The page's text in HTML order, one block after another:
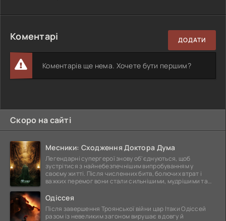
Коментарі ДОДАТИ
Коментарів ще нема. Хочете бути першим?
Скоро на сайті
Месники: Сходження Доктора Дума
Легендарні супергерої знову об'єднуються, щоб
зустрітися з найнебезпечнішим випробуванням у
своєму житті. Після численних битв, болючих втрат і
важких перемог вони стали сильнішими, мудрішими та
Одіссея
Після завершення Троянської війни цар Ітаки Одіссей
разом із невеликим загоном вирушає в довгу й